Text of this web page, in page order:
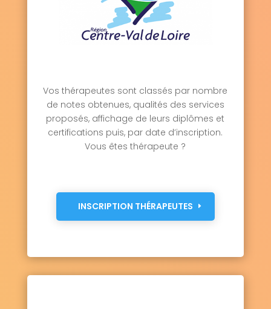
Vos thérapeutes sont classés par nombre
de notes obtenues, qualités des services
proposés, affichage de leurs diplômes et
certifications puis, par date d’inscription.
Vous êtes thérapeute ?
INSCRIPTION THÉRAPEUTES